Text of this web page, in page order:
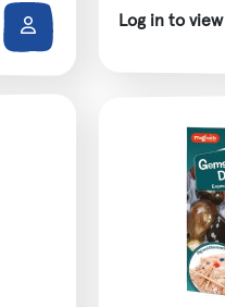
Log in to